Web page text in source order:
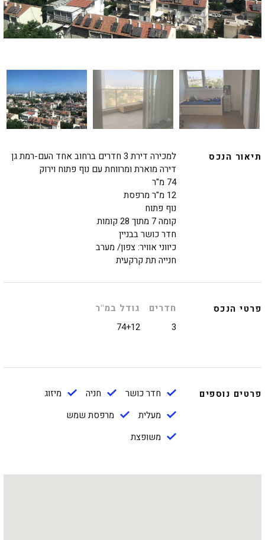
תיאור הנכס
למכירה דירת 3 חדרים ברחוב אחד העם-רמת גן
דירה מוארת ומרווחת עם נוף פתוח וירוק
74 מ"ר
12 מ"ר מרפסת
נוף פתוח
קומה 7 מתוך 28 קומות
חדר כושר בבניין
כיווני אוויר: צפון/ מערב
חנייה תת קרקעית
פרטי הנכס
חדרים
3
גודל במ"ר
74+12
פרטים נוספים חדר כושר חניה
מיזוג
מעלית
מרפסת שמש
משופצת